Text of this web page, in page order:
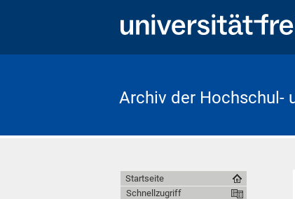
Archiv der Hochschul-
Startseite
Schnellzugriff